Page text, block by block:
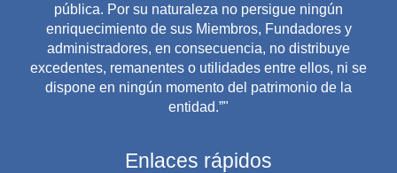
pública. Por su naturaleza no persigue ningún
enriquecimiento de sus Miembros, Fundadores y
administradores, en consecuencia, no distribuye
excedentes, remanentes o utilidades entre ellos, ni se
dispone en ningún momento del patrimonio de la
entidad.”"
Enlaces rápidos